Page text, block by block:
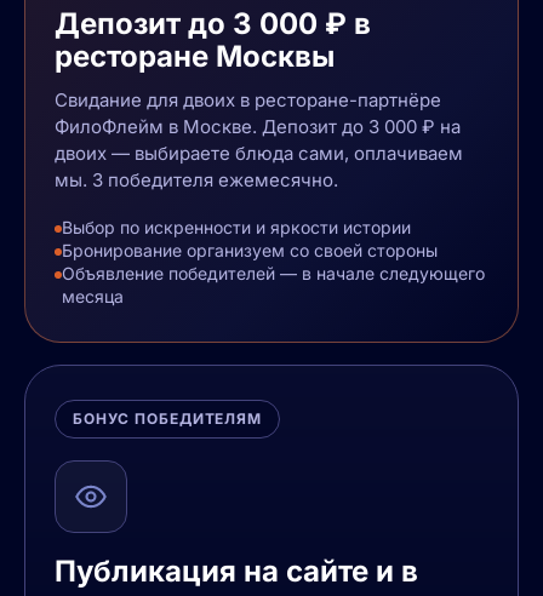
Депозит до 3 000 ₽ в
ресторане Москвы
Свидание для двоих в ресторане-партнёре
ФилоФлейм в Москве. Депозит до 3 000 ₽ на
двоих — выбираете блюда сами, оплачиваем
мы. 3 победителя ежемесячно.
Выбор по искренности и яркости истории
Бронирование организуем со своей стороны
Объявление победителей — в начале следующего
месяца
БОНУС ПОБЕДИТЕЛЯМ
Публикация на сайте и в